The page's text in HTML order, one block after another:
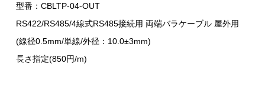
型番：CBLTP-04-OUT
RS422/RS485/4線式RS485接続用 両端バラケーブル 屋外用
(線径0.5mm/単線/外径：10.0±3mm)
長さ指定(850円/m)